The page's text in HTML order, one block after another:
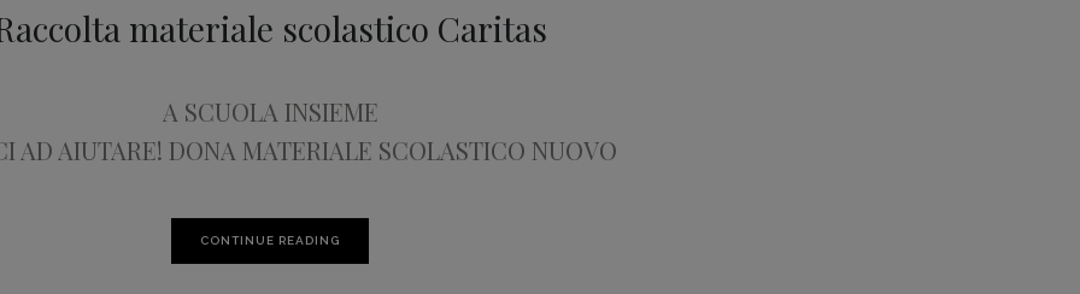
materiale scolastico Caritas
A SCUOLA INSIEME
AD AIUTARE! DONA MATERIALE SCOLASTICO NUOVO
CONTINUE READING